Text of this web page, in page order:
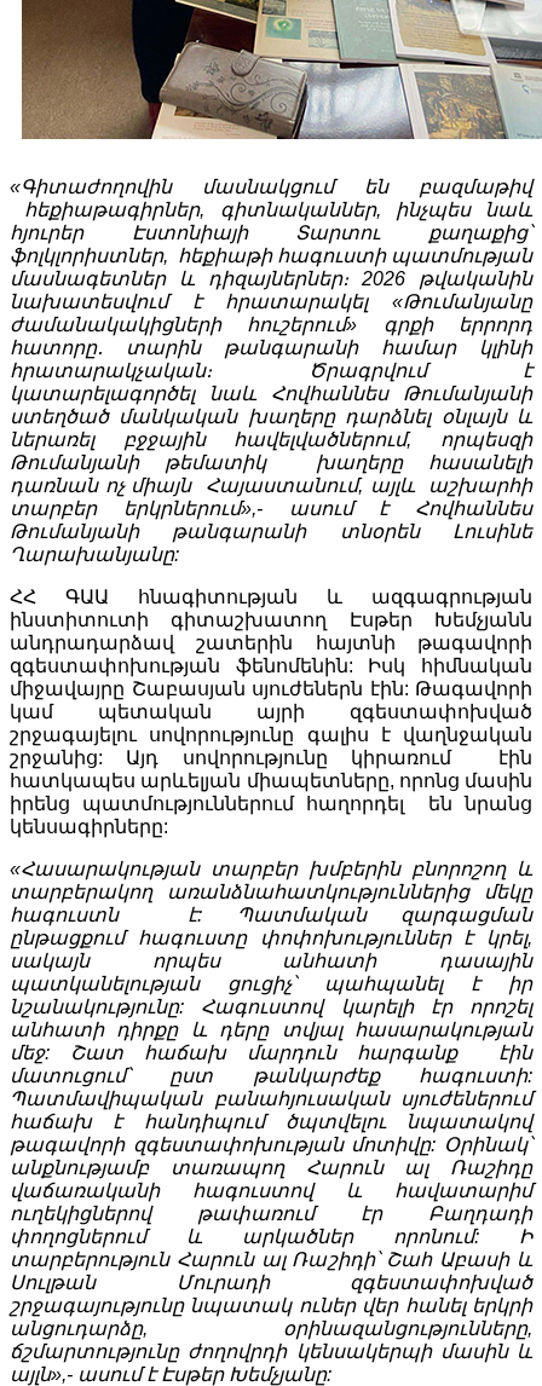
«Գիտաժողովին մասնակցում են բազմաթիվ
հեքիաթագիրներ, գիտնականներ, ինչպես նաև
հյուրեր Էստոնիայի Տարտու քաղաքից՝
ֆոլկլորիստներ, հեքիաթի հագուստի պատմության
մասնագետներ և դիզայներներ։ 2026 թվականին
նախատեսվում է հրատարակել «Թումանյանը
ժամանակակիցների հուշերում» գրքի երրորդ
հատորը․ տարին թանգարանի համար կլինի
հրատարակչական։
Ծրագրվում է
կատարելագործել նաև Հովհաննես Թումանյանի
ստեղծած մանկական խաղերը դարձնել օնլայն և
ներառել բջջային հավելվածներում, որպեսզի
Թումանյանի թեմատիկ խաղերը հասանելի
դառնան ոչ միայն Հայաստանում, այլև աշխարհի
տարբեր երկրներում»,- ասում է Հովհաննես
Թումանյանի թանգարանի տնօրեն Լուսինե
Ղարախանյանը:
ՀՀ ԳԱԱ հնագիտության և ազգագրության
ինստիտուտի գիտաշխատող Էսթեր Խեմչյանն
անդրադարձավ շատերին հայտնի թագավորի
զգեստափոխության ֆենոմենին: Իսկ հիմնական
միջավայրը Շաբասյան սյուժեներն էին: Թագավորի
կամ պետական այրի զգեստափոխված
շրջագայելու սովորությունը գալիս է վաղնջական
շրջանից: Այդ սովորությունը կիրառում էին
հատկապես արևելյան միապետները, որոնց մասին
իրենց պատմություններում հաղորդել են նրանց
կենսագիրները:
«Հասարակության տարբեր խմբերին բնորոշող և
տարբերակող առանձնահատկություններից մեկը
հագուստն է: Պատմական զարգացման
ընթացքում հագուստը փոփոխություններ է կրել,
սակայն որպես անհատի դասային
պատկանելության ցուցիչ՝ պահպանել է իր
նշանակությունը: Հագուստով կարելի էր որոշել
անհատի դիրքը և դերը տվյալ հասարակության
մեջ: Շատ հաճախ մարդուն հարգանք էին
մատուցում՝ ըստ թանկարժեք հագուստի:
Պատմավիպական բանահյուսական սյուժեներում
հաճախ է հանդիպում ծպտվելու նպատակով
թագավորի զգեստափոխության մոտիվը: Օրինակ՝
անքնությամբ տառապող Հարուն ալ Ռաշիդը
վաճառականի հագուստով և հավատարիմ
ուղեկիցներով թափառում էր Բաղդադի
փողոցներում և արկածներ որոնում: Ի
տարբերություն Հարուն ալ Ռաշիդի՝ Շահ Աբասի և
Սուլթան Մուրադի զգեստափոխված
շրջագայությունը նպատակ ուներ վեր հանել երկրի
անցուդարձը, օրինազանցությունները,
ճշմարտությունը ժողովրդի կենսակերպի մասին և
այլն»,- ասում է Էսթեր Խեմչյանը: